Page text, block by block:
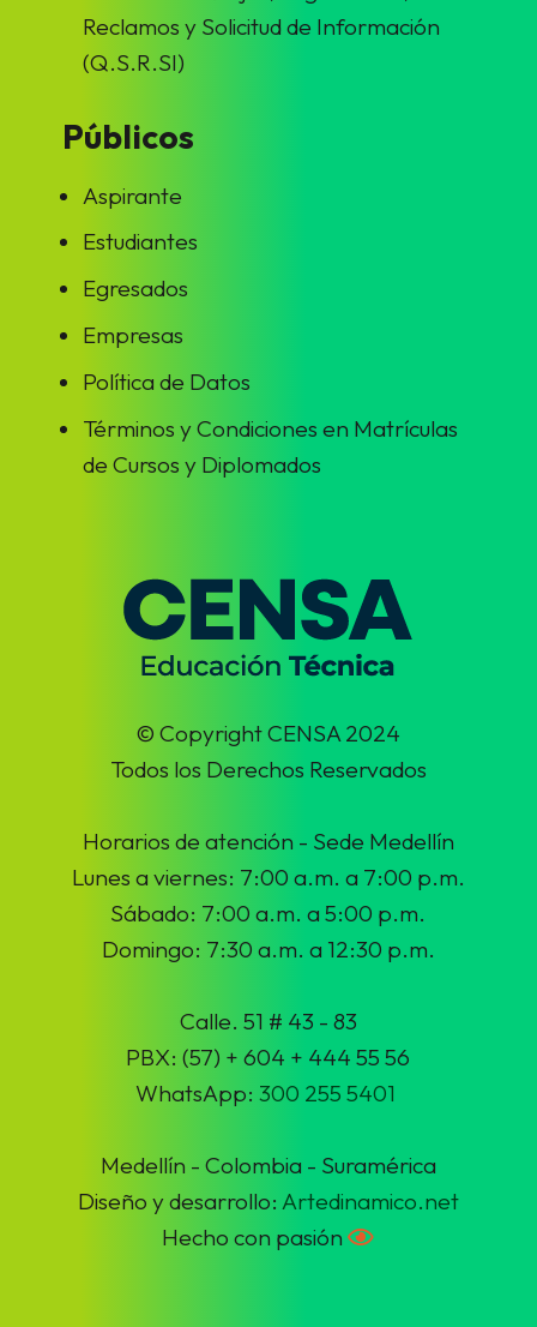
Reclamos y Solicitud de Información
(Q.S.R.SI)
Públicos
Aspirante
Estudiantes
Egresados
Empresas
Política de Datos
Términos y Condiciones en Matrículas
de Cursos y Diplomados
© Copyright CENSA 2024
Todos los Derechos Reservados
Horarios de atención - Sede Medellín
Lunes a viernes: 7:00 a.m. a 7:00 p.m.
Sábado: 7:00 a.m. a 5:00 p.m.
Domingo: 7:30 a.m. a 12:30 p.m.
Calle. 51 # 43 - 83
PBX: (57) + 604 + 444 55 56
WhatsApp:300 255 5401
Medellín - Colombia - Suramérica
Diseño y desarrollo: Artedinamico.net
Hecho con pasión